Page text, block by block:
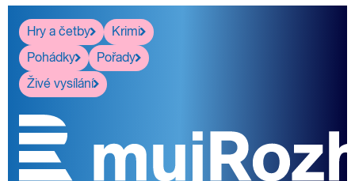
Hry a četby
Krimi
Pohádky
Pořady
Živé vysílání